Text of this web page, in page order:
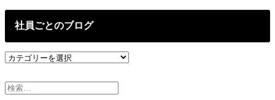
の
社員ごとのブログ
社
ご
と